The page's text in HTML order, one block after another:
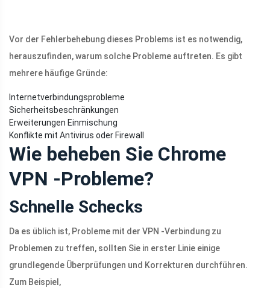
Vor der Fehlerbehebung dieses Problems ist es notwendig,
herauszufinden, warum solche Probleme auftreten. Es gibt
mehrere häufige Gründe:
Internetverbindungsprobleme
Sicherheitsbeschränkungen
Erweiterungen Einmischung
Konflikte mit Antivirus oder Firewall
Wie beheben Sie Chrome
VPN -Probleme?
Schnelle Schecks
Da es üblich ist, Probleme mit der VPN -Verbindung zu
Problemen zu treffen, sollten Sie in erster Linie einige
grundlegende Überprüfungen und Korrekturen durchführen.
Zum Beispiel,